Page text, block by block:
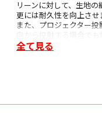
リーンに対して、生地
更には耐久性を向上させ
また、プロジェクター
向から投射する場合で
〇 映写高（WH）
全て見る